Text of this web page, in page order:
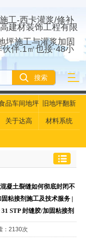
坪施工与灌浆加固
伴.1㎡也接·48小
品车间地坪 旧地坪翻新
关于达高 材料系统
凝土裂缝如何彻底封闭不
粘接剂施工及技术服务 |
STP 封缝胶/加固粘接剂
：2130次